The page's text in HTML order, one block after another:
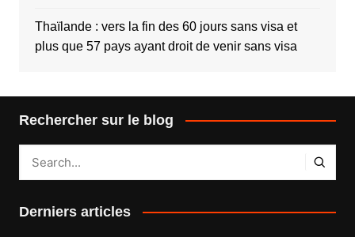
Thaïlande : vers la fin des 60 jours sans visa et
plus que 57 pays ayant droit de venir sans visa
Rechercher sur le blog
Derniers articles